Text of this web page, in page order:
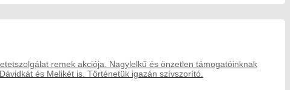
remek akciója. Nagylelkű és önzetlen támogatóinknak
és Melikét is. Történetük igazán szívszorító.